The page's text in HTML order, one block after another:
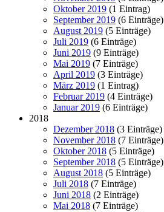
Oktober 2019 (1 Eintrag)
September 2019 (6 Einträge)
August 2019 (5 Einträge)
Juli 2019 (6 Einträge)
Juni 2019 (9 Einträge)
Mai 2019 (7 Einträge)
April 2019 (3 Einträge)
März 2019 (1 Eintrag)
Februar 2019 (4 Einträge)
Januar 2019 (6 Einträge)
2018
Dezember 2018 (3 Einträge)
November 2018 (7 Einträge)
Oktober 2018 (5 Einträge)
September 2018 (5 Einträge)
August 2018 (5 Einträge)
Juli 2018 (7 Einträge)
Juni 2018 (2 Einträge)
Mai 2018 (7 Einträge)